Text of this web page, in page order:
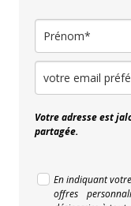
Votre adresse est
partagée.
En indiquant
offres